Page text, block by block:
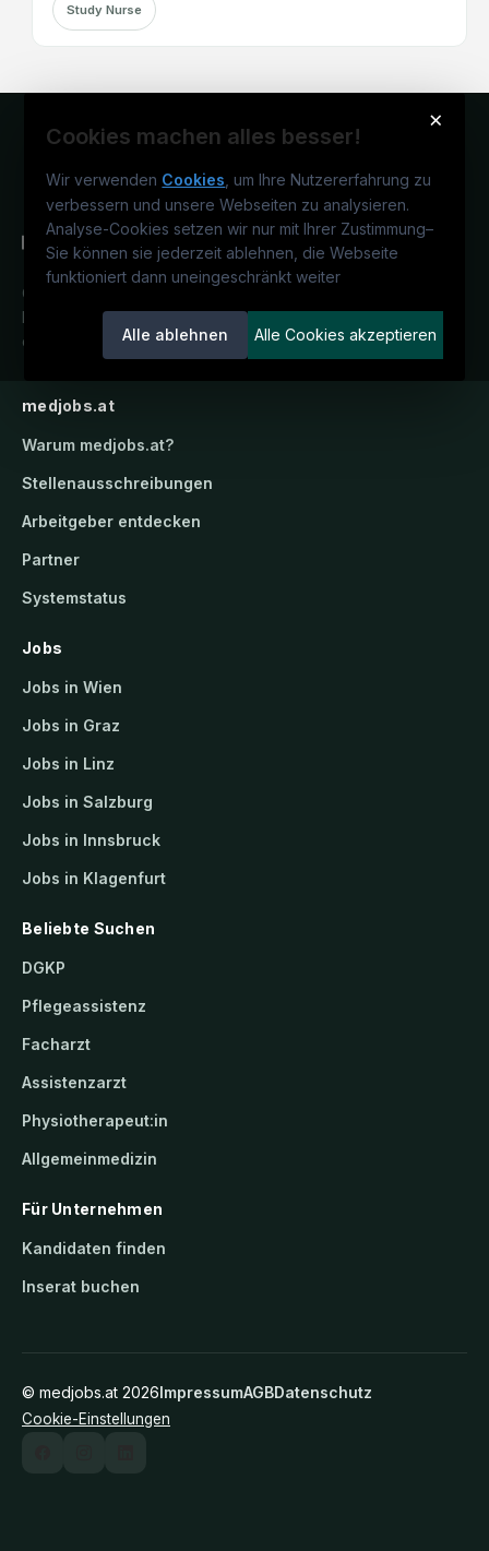
Study Nurse
×
Cookies machen alles besser!
Wir verwenden Cookies , um Ihre Nutzererfahrung zu
verbessern und unsere Webseiten zu analysieren.
Analyse-Cookies setzen wir nur mit Ihrer Zustimmung–
Sie können sie jederzeit ablehnen, die Webseite
funktioniert dann uneingeschränkt weiter
Alle ablehnen Alle Cookies akzeptieren
Österreichs medizinisches
Karriereportal.Ein Service der
candidatis GmbH.
medjobs.at
Warum medjobs.at?
Stellenausschreibungen
Arbeitgeber entdecken
Partner
Systemstatus
Jobs
Jobs in Wien
Jobs in Graz
Jobs in Linz
Jobs in Salzburg
Jobs in Innsbruck
Jobs in Klagenfurt
Beliebte Suchen
DGKP
Pflegeassistenz
Facharzt
Assistenzarzt
Physiotherapeut:in
Allgemeinmedizin
Für Unternehmen
Kandidaten finden
Inserat buchen
© medjobs.at 2026ImpressumAGBDatenschutz
Cookie-Einstellungen